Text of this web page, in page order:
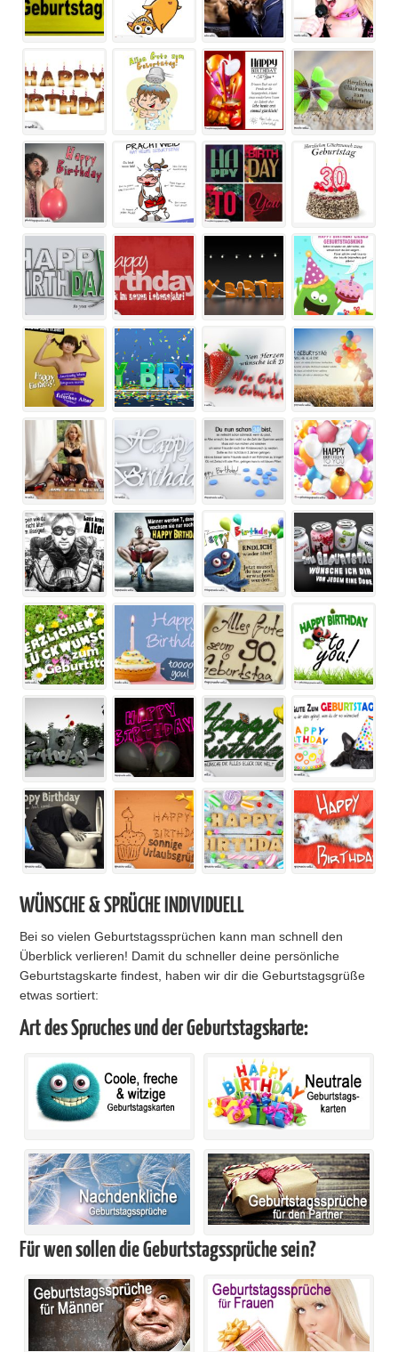
WÜNSCHE & SPRÜCHE INDIVIDUELL
Bei so vielen Geburtstagssprüchen kann man schnell den
Überblick verlieren! Damit du schneller deine persönliche
Geburtstagskarte findest, haben wir dir die Geburtstagsgrüße
etwas sortiert:
Art des Spruches und der Geburtstagskarte:
Für wen sollen die Geburtstagssprüche sein?